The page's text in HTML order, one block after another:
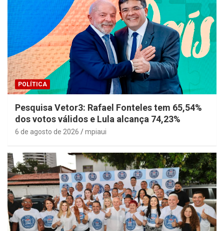
POLÍTICA
Pesquisa Vetor3: Rafael Fonteles tem 65,54%
dos votos válidos e Lula alcança 74,23%
6 de agosto de 2026 mpiaui